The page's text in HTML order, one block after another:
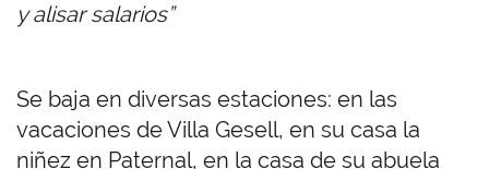
y alisar salarios”
Se baja en diversas estaciones: en las
vacaciones de Villa Gesell, en su casa la
niñez en Paternal, en la casa de su abuela